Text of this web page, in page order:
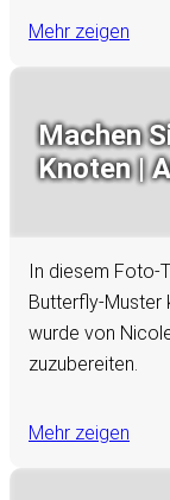
Mehr zeigen
Machen
Knoten |
In diesem Foto-
Butterfly-Muster
wurde von
zuzubereiten.
Mehr zeigen